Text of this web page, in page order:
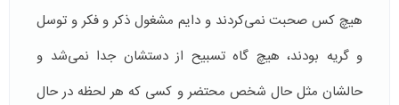
هیچ کس صحبت نمی‌کردند و دایم مشغول ذکر و فکر و توسل
و گریه بودند، هیچ گاه تسبیح از دستشان جدا نمی‌شد و
حالشان مثل حال شخص محتضر و کسی که هر لحظه در حال